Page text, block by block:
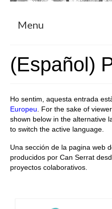
Menu
Programa de Residència
Queda’t amb nosaltres
Arxiu
Contacte
(Español)
Ho sentim, aquesta entrada
Europeu . For the sake of
shown below in the alternative
to switch the active language.
Una sección de la pagina web
producidos por Can Serrat
proyectos colaborativos.